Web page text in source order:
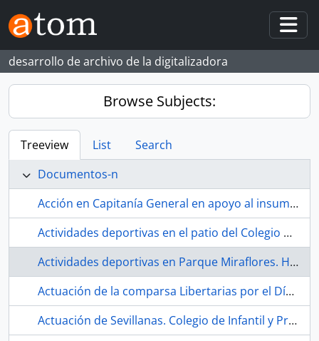
Skip to main content
desarrollo de archivo de la digitalizadora
Browse Subjects:
Treeview List
Search
Documentos-n
Acción en Capitanía General en apoyo al insumiso Jose María Sánchez, 18 de octubre de 1995. Sevilla (España)
Actividades deportivas en el patio del Colegio de infantil y primaria Hermanos Machado. 1979. Sevilla (España)
Actividades deportivas en Parque Miraflores. Habla San Diego Television. 1990-12. Sevilla (España).
Actuación de la comparsa Libertarias por el Día Internacional de la Mujer. 1998. Morón de la Frontera (Sevilla, España)
Actuación de Sevillanas. Colegio de Infantil y Primaria Hermanos Machado. Sevilla (España).